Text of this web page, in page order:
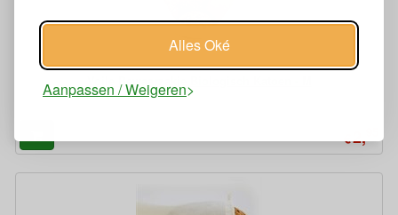
Alles Oké
Aanpassen / Weigeren
Voile Bewaarzakje Biologisch Katoen - M
€2,